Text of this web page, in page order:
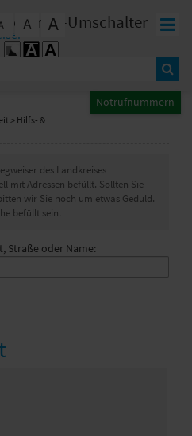
A A
Kontrast-Umschalter
Notrufnummern
> Hilfs- &
des Landkreises
mit Adressen befüllt. Sollten Sie
wir Sie noch um etwas Geduld.
befüllt sein.
Straße oder Name: